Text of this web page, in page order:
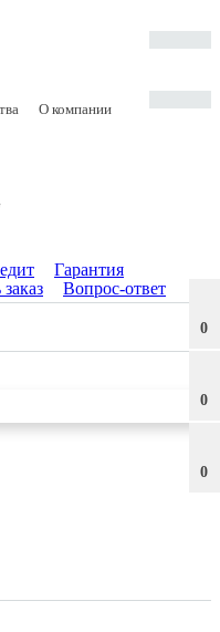
О компании
0
0
0
Гарантия
Вопрос-ответ